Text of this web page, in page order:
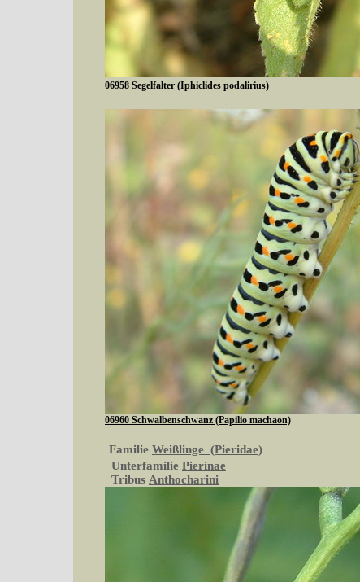
06958 Segelfalter (Iphiclides podalirius)
06960 Schwalbenschwanz (Papilio machaon)
Familie Weißlinge (Pieridae)
Unterfamilie Pierinae
Tribus Anthocharini